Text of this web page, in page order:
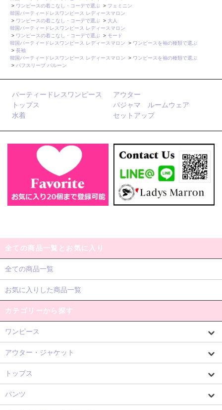
> ワンピースの着こなし・コーデで選ぶ > フェミニン
韓国パーティードレスワンピース レディースマロン
> ワンピースの着こなし・コーデで選ぶ > 大人
韓国パーティードレスワンピース レディースマロン
> ワンピースの着こなし・コーデで選ぶ > モード
韓国パーティードレスワンピース レディースマロン
> ワンピースを袖の種類で選ぶ
> 長袖
韓国パーティードレスワンピース レディースマロン
> ワンピースを袖の種類で選ぶ
> パフスリーブ バルーン
パーティードレスワンピース
アウター
トップス
パジャマ ルームウェア
水着
セットアップ
全ての商品一覧とお気に入り
全ての商品一覧
お気に入りした商品一覧
カテゴリーから探す
ワンピース
アウター・ジャケット
トップス
パンツ